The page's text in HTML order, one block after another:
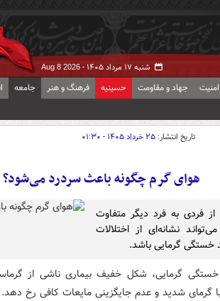
شنبه ۱۷ مرداد ۱۴۰۵ - Aug 8 2026
جهاد و مقاومت حسینیه فرهنگ و هنر جامعه
تاریخ انتشار: ۲۵ خرداد ۱۴۰۵ - ۰۱:۳۰
هوای گرم چگونه باعث سردرد می‌شود؟
فردی به فرد دیگر متفاوت
نشانه‌ای از اختلالات
خستگی گرمایی باشد.
گرمایی، شکل خفیف بیماری ناشی از
گرمای شدید و عدم جایگزینی مایعات کافی رخ دهد.